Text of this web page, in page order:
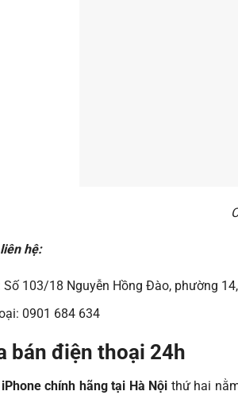
hệ:
103/18 Nguyễn Hồng Đào, phường
0901 684 634
bán điện thoại 24h
chính hãng tại Hà Nội thứ hai